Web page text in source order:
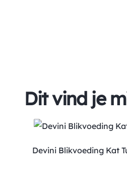
Dit vind je
Devini Blikvoeding Kat